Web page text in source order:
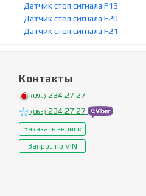
Датчик стоп сигнала F13
Датчик стоп сигнала F20
Датчик стоп сигнала F21
Контакты
(095) 234 27 27
(068) 234 27 27
Заказать звонок
Запрос по VIN